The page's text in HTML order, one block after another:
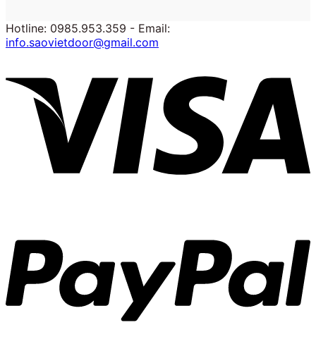
Hotline: 0985.953.359 - Email:
info.saovietdoor@gmail.com